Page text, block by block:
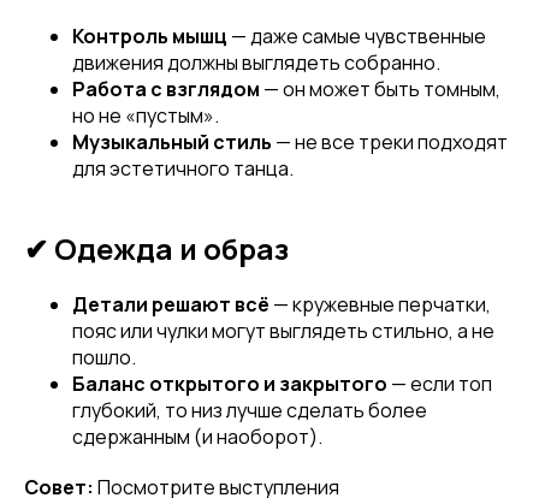
Контроль мышц — даже самые чувственные
движения должны выглядеть собранно.
Работа с взглядом — он может быть томным,
но не «пустым».
Музыкальный стиль — не все треки подходят
для эстетичного танца.
✔ Одежда и образ
Детали решают всё — кружевные перчатки,
пояс или чулки могут выглядеть стильно, а не
пошло.
Баланс открытого и закрытого — если топ
глубокий, то низ лучше сделать более
сдержанным (и наоборот).
Совет: Посмотрите выступления